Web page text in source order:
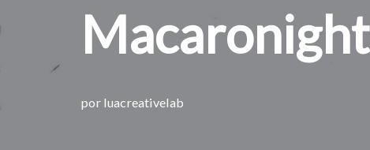
Macaronight
por luacreativelab